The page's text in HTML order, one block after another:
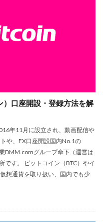
口座開設・登録方法を解
年11月に設立され、動画配信や
や、FX口座開設国内No.1の
DMM.comグループ傘下（運営は
す。 ビットコイン（BTC）やイ
想通貨を取り扱い、国内でも少